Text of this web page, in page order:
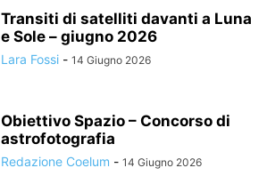
Transiti di satelliti davanti a Luna
e Sole – giugno 2026
Lara Fossi - 14 Giugno 2026
Obiettivo Spazio – Concorso di
astrofotografia
Redazione Coelum - 14 Giugno 2026